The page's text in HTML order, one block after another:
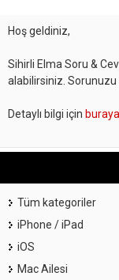
Hoş geldiniz,
Sihirli Elma Soru &
alabilirsiniz. Sorunuzu
Detaylı bilgi için buraya
Tüm kategoriler
iPhone / iPad
iOS
Mac Ailesi